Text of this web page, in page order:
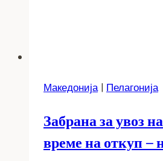
Македонија| Пелагонија
Забрана за увоз
време на откуп –